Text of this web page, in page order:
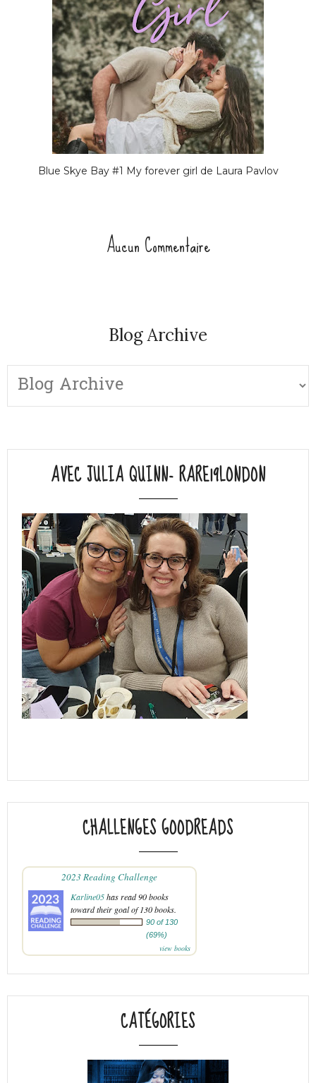
Blue Skye Bay #1 My forever girl de Laura Pavlov
Aucun Commentaire
Blog Archive
AVEC JULIA QUINN- RARE19LONDON
CHALLENGES GOODREADS
2023 Reading Challenge
Karline05has read 90 books
toward their goal of 130 books.
90 of 130
(69%)
view books
CATÉGORIES